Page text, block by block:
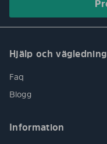
Hjälp och vägledning
Faq
Blogg
Information